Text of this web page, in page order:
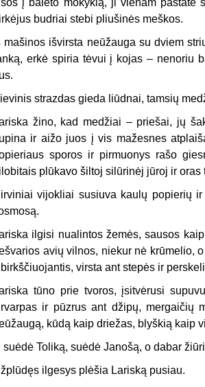
į baleto mokyklą, ji vienam pastate
budriai stebi pliušinės meškos.
mašinos išvirsta neūžauga su dviem
erkė spiria tėvui į kojas – nenoriu
strazdas gieda liūdnai, tamsių
žino, kad medžiai – priešai, jų
ir aižo juos į vis mažesnes
sporos ir pirmuonys rašo
plūkavo šiltoj silūrinėj jūroj ir
vijokliai susiuva kaulų popierių
ilgisi nualintos žemės, sausos
avių vilnos, niekur nė krūmelio,
virsta ant stepės ir
tūno prie tvoros, įsitvėrusi
ir pūzrus ant džipų, mergaičių
kūdą kaip driežas, blyškią kaip
suėdė Toliką, suėdė Janošą, o dabar
ilgesys plėšia Lariską pusiau.